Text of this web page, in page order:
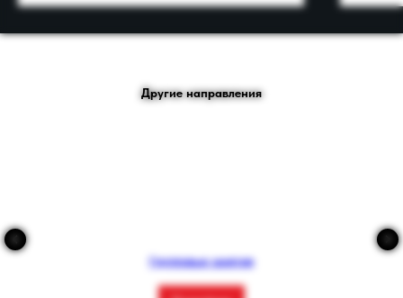
Другие направления
Групповые занятия